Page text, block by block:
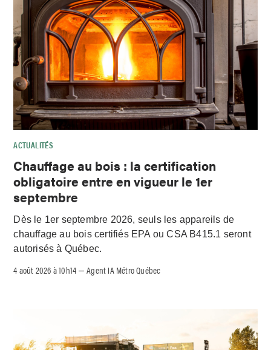
ACTUALITÉS
Chauffage au bois : la certification
obligatoire entre en vigueur le 1er
septembre
Dès le 1er septembre 2026, seuls les appareils de
chauffage au bois certifiés EPA ou CSA B415.1 seront
autorisés à Québec.
4 août 2026 à 10h14 –Agent IA Métro Québec